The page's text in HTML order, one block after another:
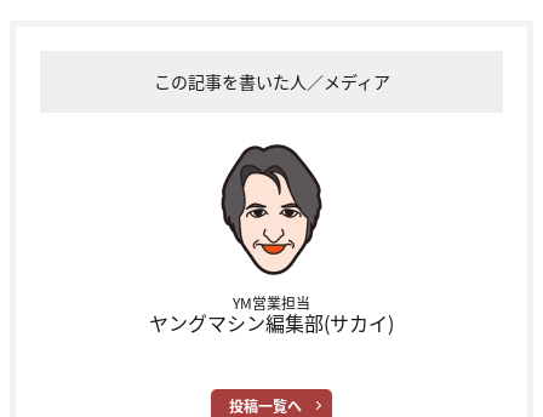
この記事を書いた人／メディア
YM営業担当
ヤングマシン編集部(サカイ)
投稿一覧へ